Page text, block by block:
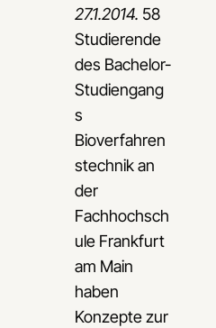
27.1.2014. 58
Studierende
des Bachelor-
Studiengang
s
Bioverfahren
stechnik an
der
Fachhochsch
ule Frankfurt
am Main
haben
Konzepte zur